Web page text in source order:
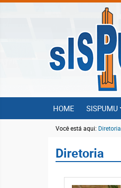
HOME SISPUMU
Você está aqui: Diretoria
Diretoria